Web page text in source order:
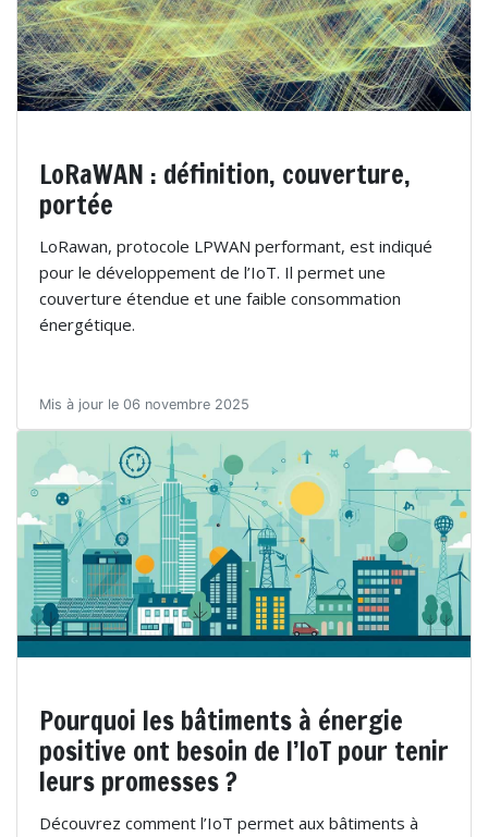
LoRaWAN : définition, couverture,
portée
LoRawan, protocole LPWAN performant, est indiqué
pour le développement de l’IoT. Il permet une
couverture étendue et une faible consommation
énergétique.
Mis à jour le 06 novembre 2025
Pourquoi les bâtiments à énergie
positive ont besoin de l’IoT pour tenir
leurs promesses ?
Découvrez comment l’IoT permet aux bâtiments à